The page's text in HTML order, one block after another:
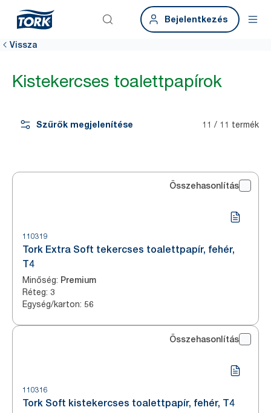
Bejelentkezés
Vissza
Kistekercses toalettpapírok
Szűrők megjelenítése 11 / 11 termék
Összehasonlítás
110319
Tork Extra Soft tekercses toalettpapír, fehér,
T4
Minőség: Premium
Réteg: 3
Egység/karton: 56
Összehasonlítás
110316
Tork Soft kistekercses toalettpapír, fehér, T4